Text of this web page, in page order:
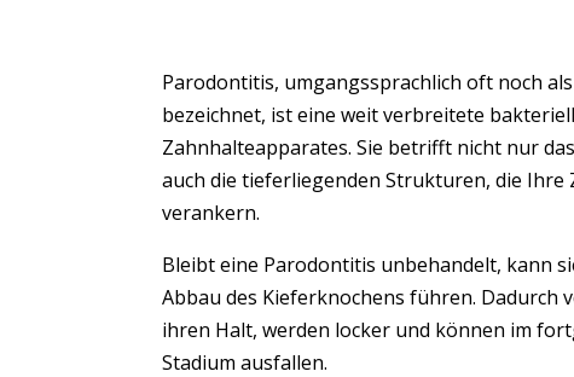
Parodontitis, umgangssprachlich oft noch
bezeichnet, ist eine weit verbreitete
Zahnhalteapparates. Sie betrifft nicht nur
auch die tieferliegenden Strukturen, die Ihre
verankern.
Bleibt eine Parodontitis unbehandelt, kann
Abbau des Kieferknochens führen. Dadurch
ihren Halt, werden locker und können im
Stadium ausfallen.